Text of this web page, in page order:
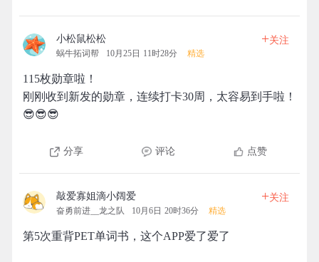
小松鼠松松
蜗牛拓词帮 10月25日 11时28分 精选
+关注
115枚勋章啦！
刚刚收到新发的勋章，连续打卡30周，太容易到手啦！
😎😎😎
分享 评论 点赞
敲爱寡姐滴小阔爱
奋勇前进__龙之队 10月6日 20时36分 精选
+关注
第5次重背PET单词书，这个APP爱了爱了